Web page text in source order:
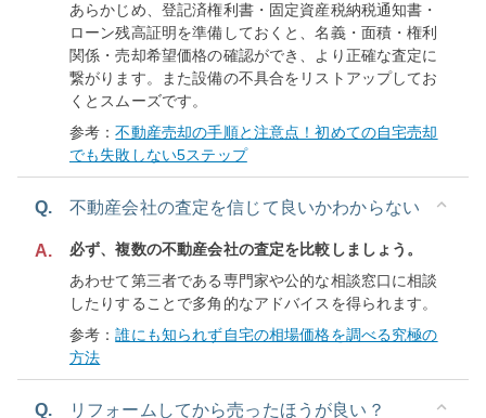
あらかじめ、登記済権利書・固定資産税納税通知書・
ローン残高証明を準備しておくと、名義・面積・権利
関係・売却希望価格の確認ができ、より正確な査定に
繋がります。また設備の不具合をリストアップしてお
くとスムーズです。
参考：不動産売却の手順と注意点！初めての自宅売却
でも失敗しない5ステップ
Q. 不動産会社の査定を信じて良いかわからない
A.
必ず、複数の不動産会社の査定を比較しましょう。
あわせて第三者である専門家や公的な相談窓口に相談
したりすることで多角的なアドバイスを得られます。
参考：誰にも知られず自宅の相場価格を調べる究極の
方法
Q. リフォームしてから売ったほうが良い？